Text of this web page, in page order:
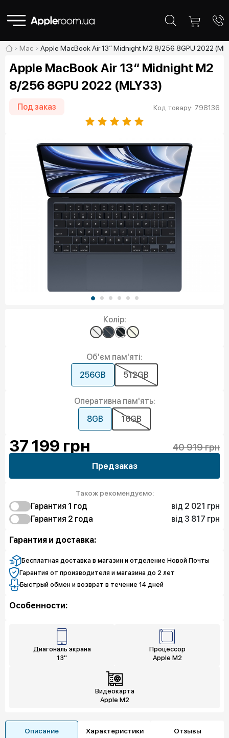
Mac Apple MacBook Air 13“ Midnight M2 8/256 8GPU 2022
Apple MacBook Air 13“ Midnight M2
8/256 8GPU 2022 (MLY33)
Под заказ Код товару: 798136
Колір:
Об'єм пам'яті:
256GB
512GB
Оперативна пам'ять:
8GB
16GB
37 199 грн 40 919 грн
Предзаказ
Також рекомендуємо:
Гарантия 1 год
від 2 021 грн
Защита от дефектов
2 021 грн
Защита экрана
Гарантия 2 года
від 3 817 грн
Експрес замена
Защита экрана
7 184 грн
Гарантия и доставка:
Бесплатная доставка в магазин и отделение Новой Почты
Гарантия от производителя и магазина до 2 лет
Быстрый обмен и возврат в течение 14 дней
Особенности:
Диагональ экрана
13"
Процессор
Apple M2
Видеокарта
Apple M2
Описание Характеристики Отзывы